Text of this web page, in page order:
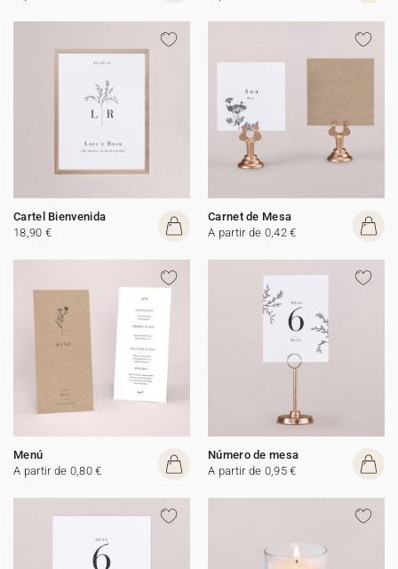
Cartel Bienvenida
18,90 €
Carnet de Mesa
A partir de 0,42 €
Menú
A partir de 0,80 €
Número de mesa
A partir de 0,95 €